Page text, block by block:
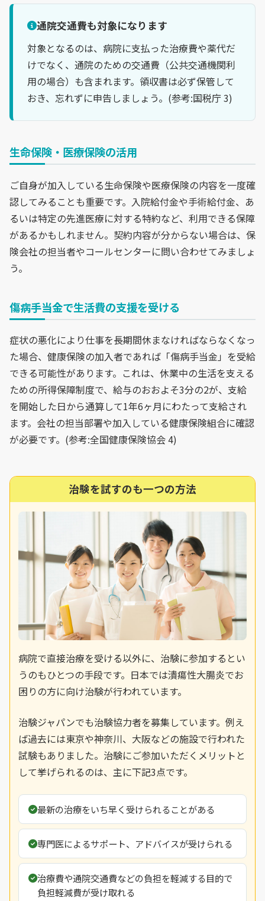
通院交通費も対象になります
対象となるのは、病院に支払った治療費や薬代だ
けでなく、通院のための交通費（公共交通機関利
用の場合）も含まれます。領収書は必ず保管して
おき、忘れずに申告しましょう。(参考:国税庁 3)
生命保険・医療保険の活用
ご自身が加入している生命保険や医療保険の内容を一度確
認してみることも重要です。入院給付金や手術給付金、あ
るいは特定の先進医療に対する特約など、利用できる保障
があるかもしれません。契約内容が分からない場合は、保
険会社の担当者やコールセンターに問い合わせてみましょ
う。
傷病手当金で生活費の支援を受ける
症状の悪化により仕事を長期間休まなければならなくなっ
た場合、健康保険の加入者であれば「傷病手当金」を受給
できる可能性があります。これは、休業中の生活を支える
ための所得保障制度で、給与のおおよそ3分の2が、支給
を開始した日から通算して1年6ヶ月にわたって支給され
ます。会社の担当部署や加入している健康保険組合に確認
が必要です。(参考:全国健康保険協会 4)
治験を試すのも一つの方法
病院で直接治療を受ける以外に、治験に参加するとい
うのもひとつの手段です。日本では潰瘍性大腸炎でお
困りの方に向け治験が行われています。
治験ジャパンでも治験協力者を募集しています。例え
ば過去には東京や神奈川、大阪などの施設で行われた
試験もありました。治験にご参加いただくメリットと
して挙げられるのは、主に下記3点です。
最新の治療をいち早く受けられることがある
専門医によるサポート、アドバイスが受けられる
治療費や通院交通費などの負担を軽減する目的で
負担軽減費が受け取れる